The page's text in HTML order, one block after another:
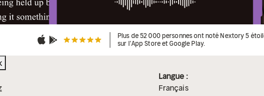
Plus de 52 000 personnes ont noté Nextory 5
sur l'App Store et Google Play.
Langue :
Français